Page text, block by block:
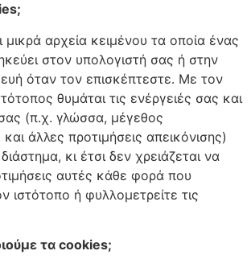
αρχεία κειμένου τα οποία ένας
στον υπολογιστή σας ή στην
όταν τον επισκέπτεστε. Με τον
θυμάται τις ενέργειές σας και
σας (π.χ. γλώσσα, μέγεθος
άλλες προτιμήσεις απεικόνισης)
κι έτσι δεν χρειάζεται να
αυτές κάθε φορά που
ιστότοπο ή φυλλομετρείτε τις
τα cookies;